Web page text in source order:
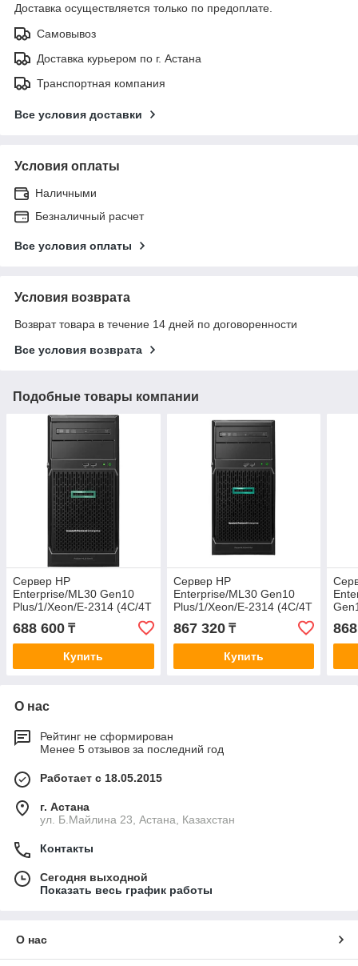
Доставка осуществляется только по предоплате.
Самовывоз
Доставка курьером по г. Астана
Транспортная компания
Все условия доставки
Условия оплаты
Наличными
Безналичный расчет
Все условия оплаты
Условия возврата
Возврат товара в течение 14 дней по договоренности
Все условия возврата
Подобные товары компании
Сервер HP
Enterprise/ML30 Gen10
Plus/1/Xeon/E-2314 (4C/4T
8MB)/2,8 GHz/16 Gb/S100i
(SATA
only)/4LFF/2х1GbE/1 x
688 600 ₸
Купить
Сервер HP
Enterprise/ML30 Gen10
Plus/1/Xeon/E-2314 (4C/4T
8MB)/2,8 GHz/16 Gb/S100i
(SATA only)/8SFF/1GbE/1 x
5
867 320₸
Купить
Gb/
О нас
Рейтинг не сформирован
Менее 5 отзывов за последний год
Работает с 18.05.2015
г. Астана
ул. Б.Майлина 23, Астана, Казахстан
Контакты
Сегодня выходной
Показать весь график работы
О нас